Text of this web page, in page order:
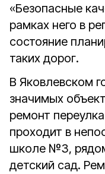
«Безопасные
рамках него в
состояние
таких дорог.
В Яковлевском
значимых
ремонт
проходит в
школе №3,
детский сад.